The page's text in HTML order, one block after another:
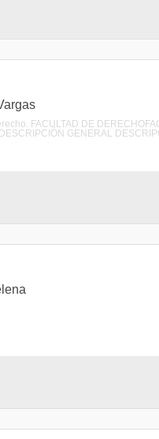
FACULTAD DE
GENERAL